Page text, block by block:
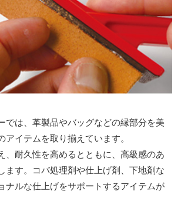
では、革製品やバッグなどの縁部分を美
アイテムを取り揃えています。
、耐久性を高めるとともに、高級感のあ
ます。コバ処理剤や仕上げ剤、下地剤な
ナルな仕上げをサポートするアイテムが